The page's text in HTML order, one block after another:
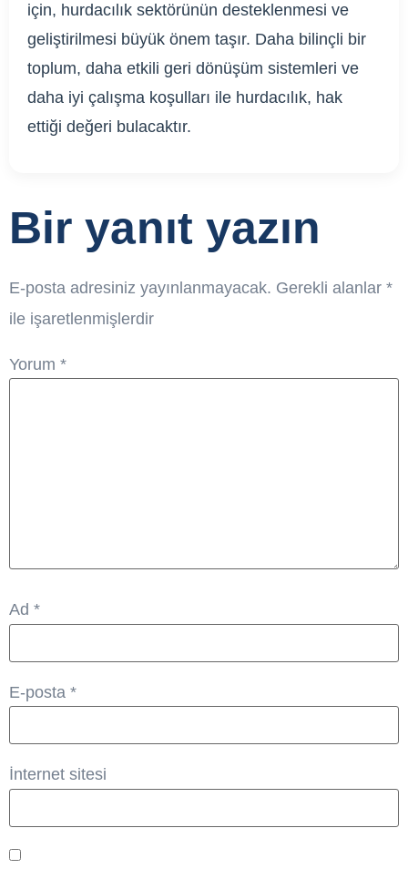
için, hurdacılık sektörünün desteklenmesi ve
geliştirilmesi büyük önem taşır. Daha bilinçli bir
toplum, daha etkili geri dönüşüm sistemleri ve
daha iyi çalışma koşulları ile hurdacılık, hak
ettiği değeri bulacaktır.
Bir yanıt yazın
E-posta adresiniz yayınlanmayacak. Gerekli alanlar *
ile işaretlenmişlerdir
Yorum *
Ad *
E-posta *
İnternet sitesi